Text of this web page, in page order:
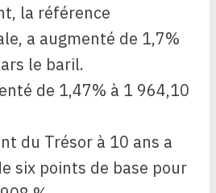
la référence
a augmenté de 1,7%
le baril.
de 1,47% à 1 964,10
du Trésor à 10 ans a
six points de base pour